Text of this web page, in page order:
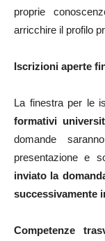
proprie
arricchire il profilo
Iscrizioni aperte
La finestra per le
formativi
domande
presentazione e
inviato la
successivamente
Competenze